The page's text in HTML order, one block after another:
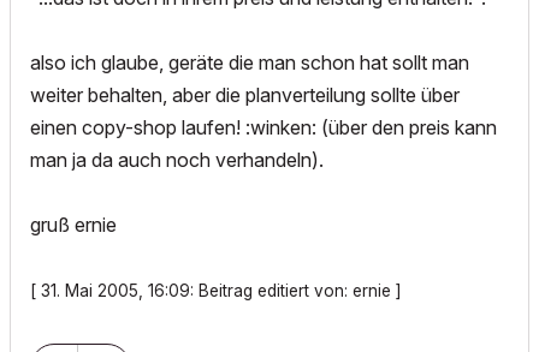
also ich glaube, geräte die man schon hat sollt man
weiter behalten, aber die planverteilung sollte über
einen copy-shop laufen! :winken: (über den preis kann
man ja da auch noch verhandeln).
gruß ernie
[ 31. Mai 2005, 16:09: Beitrag editiert von: ernie ]